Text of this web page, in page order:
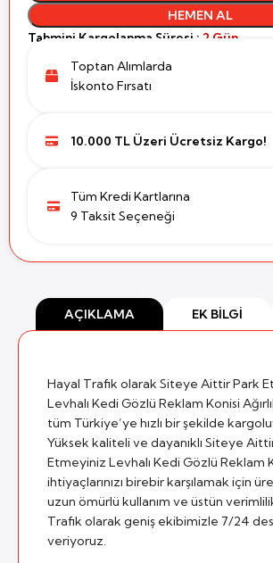
HEMEN AL
Tahmini Kargolanma Süresi : 2 Gün
Toptan Alımlarda
İskonto Fırsatı
10.000 TL Üzeri Ücretsiz Kargo!
Tüm Kredi Kartlarına
9 Taksit Seçeneği
AÇIKLAMA EK BILGI
Hayal Trafik olarak Siteye Aittir Park
Levhalı Kedi Gözlü Reklam Konisi
tüm Türkiye’ye hızlı bir şekilde
Yüksek kaliteli ve dayanıklı Siteye
Etmeyiniz Levhalı Kedi Gözlü Reklam
ihtiyaçlarınızı birebir karşılamak için
uzun ömürlü kullanım ve üstün
Trafik olarak geniş ekibimizle 7/24
veriyoruz.